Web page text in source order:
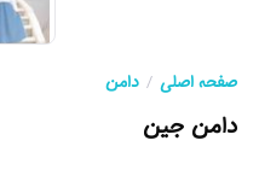
صفحه اصلی دامن
دامن جین